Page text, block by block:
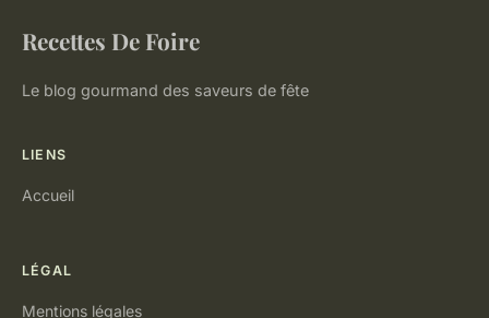
Recettes De Foire
Le blog gourmand des saveurs de fête
LIENS
Accueil
LÉGAL
Mentions légales